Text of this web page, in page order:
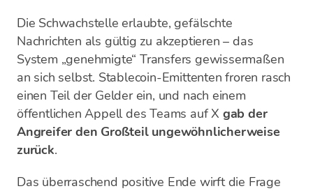
Die Schwachstelle erlaubte, gefälschte
Nachrichten als gültig zu akzeptieren – das
System „genehmigte“ Transfers gewissermaßen
an sich selbst. Stablecoin-Emittenten froren rasch
einen Teil der Gelder ein, und nach einem
öffentlichen Appell des Teams auf X gab der
Angreifer den Großteil ungewöhnlicherweise
zurück.
Das überraschend positive Ende wirft die Frage